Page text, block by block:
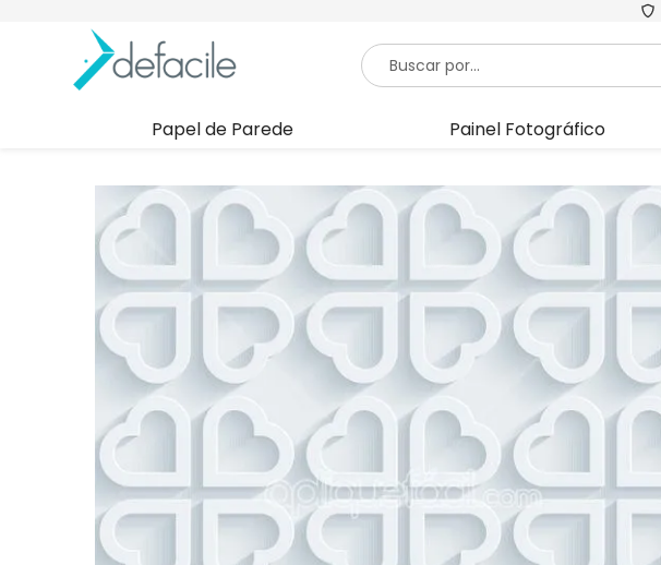
Papel de Parede Painel Fotográfico